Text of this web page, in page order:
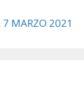
7 MARZO 2021